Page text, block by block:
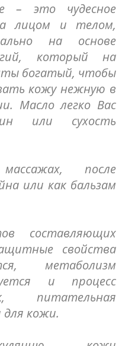
– это чудесное
лицом и телом,
на основе
который на
богатый, чтобы
кожу нежную в
Масло легко Вас
или сухость
после
или как бальзам
составляющих
свойства
метаболизм
и процесс
питательная
для кожи.